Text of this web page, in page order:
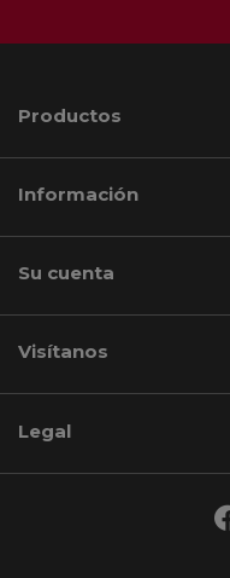
Productos
Información
Su cuenta
Visítanos
Legal